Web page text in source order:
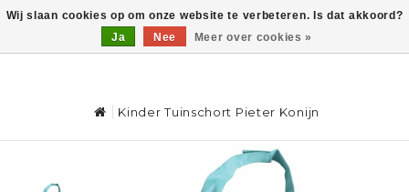
0
Kinder Tuinschort Pieter Konijn
Wij slaan cookies op om onze website te verbeteren. Is dat akkoord?
Ja
Nee Meer over cookies »